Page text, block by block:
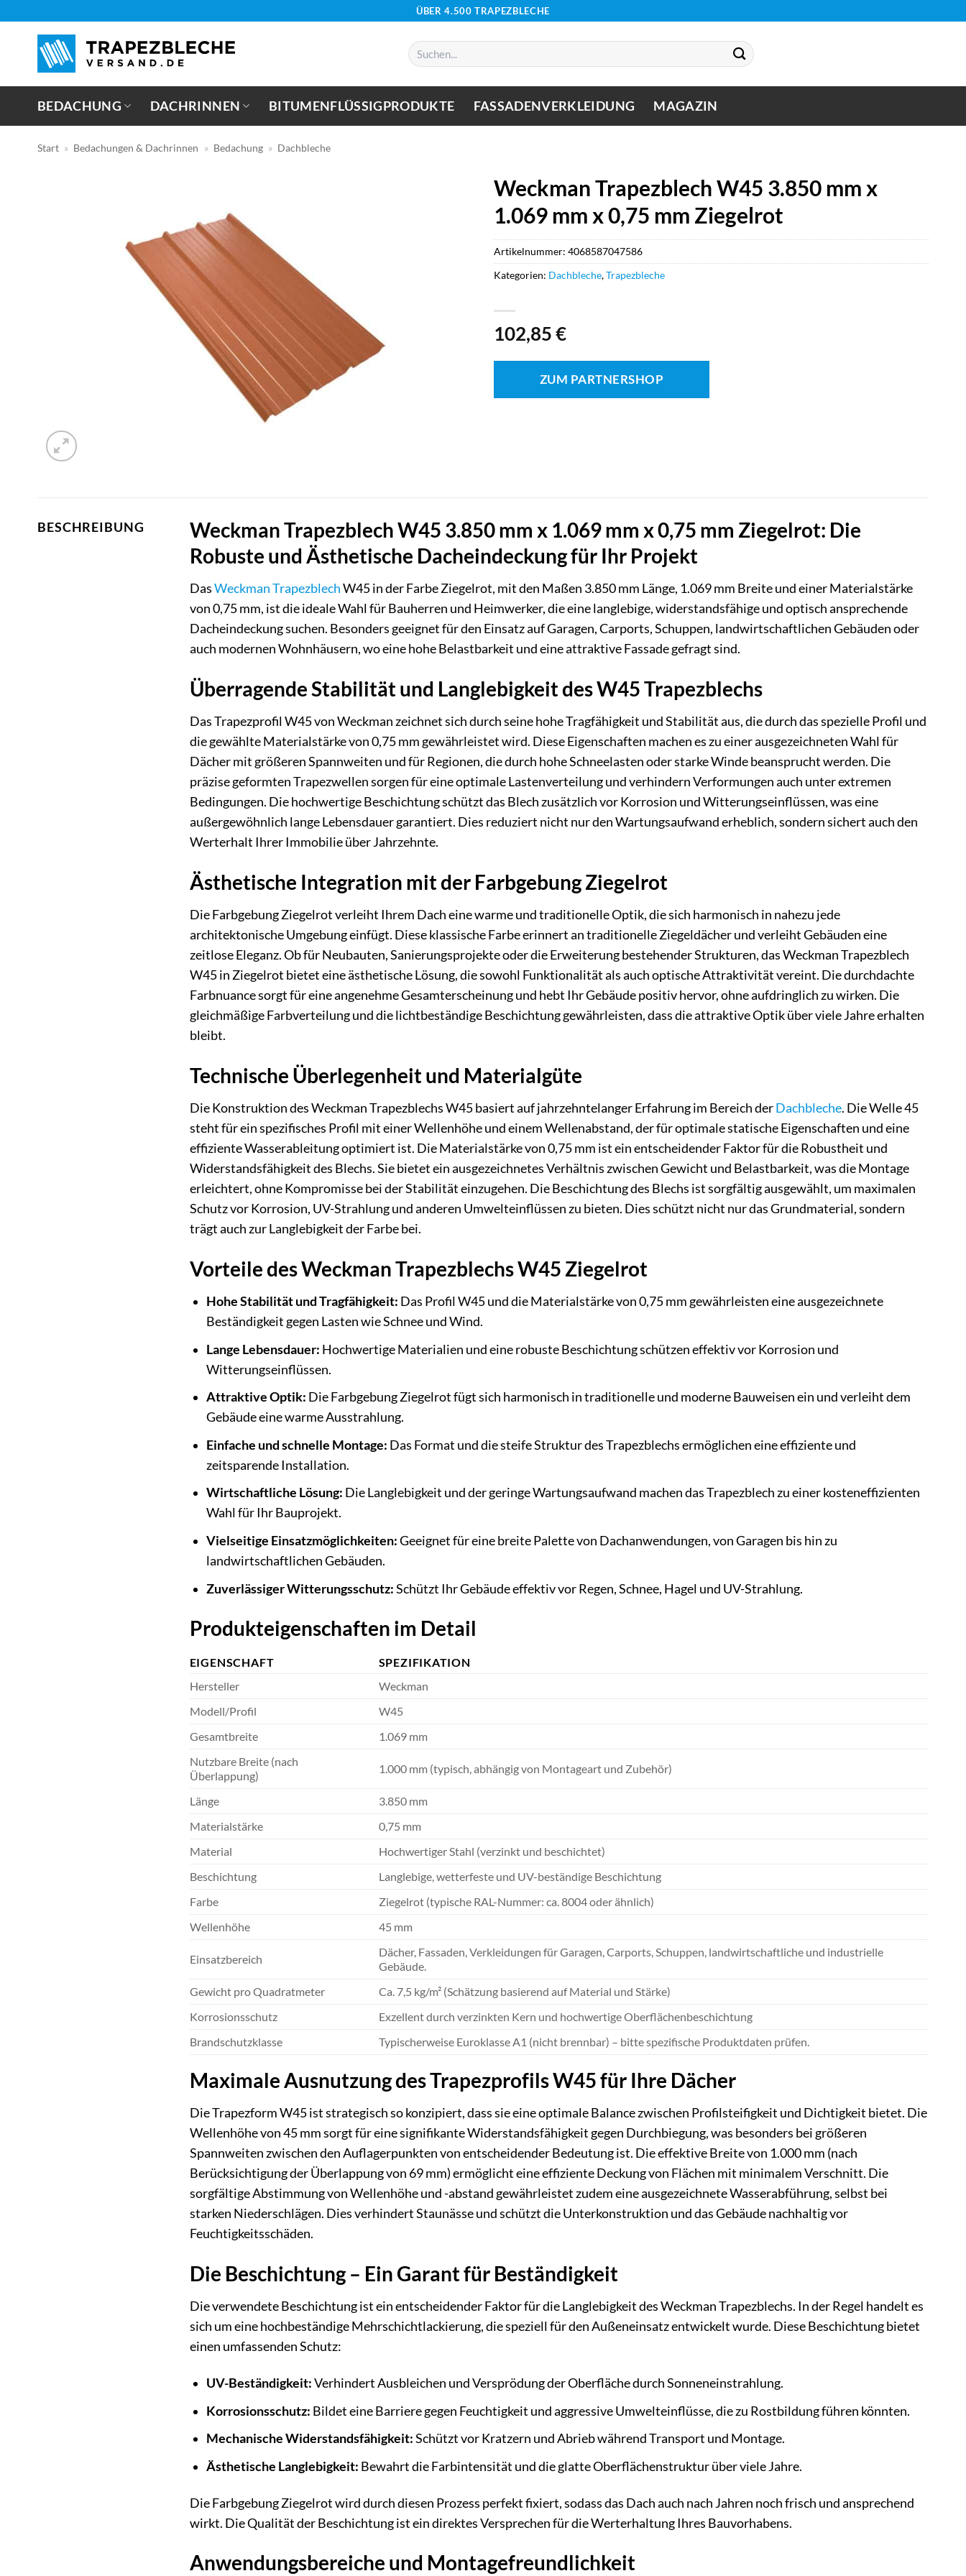
springen
ÜBER 4.500 TRAPEZBLECHE
Suchen
nach:
BEDACHUNG DACHRINNEN BITUMENFLÜSSIGPRODUKTE FASSADENVERKLEIDUNG MAGAZIN
Start » Bedachungen & Dachrinnen » Bedachung » Dachbleche
Weckman Trapezblech W45 3.850 mm x
1.069 mm x 0,75 mm Ziegelrot
102,85€
ZUM PARTNERSHOP
Artikelnummer: 4068587047586
Kategorien: Dachbleche,Trapezbleche
BESCHREIBUNG
Weckman Trapezblech W45 3.850 mm x 1.069 mm x 0,75 mm Ziegelrot: Die
Robuste und Ästhetische Dacheindeckung für Ihr Projekt
DasWeckmanTrapezblechW45 in der Farbe Ziegelrot, mit den Maßen 3.850 mm Länge, 1.069 mm Breite und einer Materialstärke
von 0,75 mm, ist die ideale Wahl für Bauherren und Heimwerker, die eine langlebige, widerstandsfähige und optisch ansprechende
Dacheindeckung suchen. Besonders geeignet für den Einsatz auf Garagen, Carports, Schuppen, landwirtschaftlichen Gebäuden oder
auch modernen Wohnhäusern, wo eine hohe Belastbarkeit und eine attraktive Fassade gefragt sind.
Überragende Stabilität und Langlebigkeit des W45 Trapezblechs
Das Trapezprofil W45 von Weckman zeichnet sich durch seine hohe Tragfähigkeit und Stabilität aus, die durch das spezielle Profil und
die gewählte Materialstärke von 0,75 mm gewährleistet wird. Diese Eigenschaften machen es zu einer ausgezeichneten Wahl für
Dächer mit größeren Spannweiten und für Regionen, die durch hohe Schneelasten oder starke Winde beansprucht werden. Die
präzise geformten Trapezwellen sorgen für eine optimale Lastenverteilung und verhindern Verformungen auch unter extremen
Bedingungen. Die hochwertige Beschichtung schützt das Blech zusätzlich vor Korrosion und Witterungseinflüssen, was eine
außergewöhnlich lange Lebensdauer garantiert. Dies reduziert nicht nur den Wartungsaufwand erheblich, sondern sichert auch den
Werterhalt Ihrer Immobilie über Jahrzehnte.
Ästhetische Integration mit der Farbgebung Ziegelrot
Die Farbgebung Ziegelrot verleiht Ihrem Dach eine warme und traditionelle Optik, die sich harmonisch in nahezu jede
architektonische Umgebung einfügt. Diese klassische Farbe erinnert an traditionelle Ziegeldächer und verleiht Gebäuden eine
zeitlose Eleganz. Ob für Neubauten, Sanierungsprojekte oder die Erweiterung bestehender Strukturen, das Weckman Trapezblech
W45 in Ziegelrot bietet eine ästhetische Lösung, die sowohl Funktionalität als auch optische Attraktivität vereint. Die durchdachte
Farbnuance sorgt für eine angenehme Gesamterscheinung und hebt Ihr Gebäude positiv hervor, ohne aufdringlich zu wirken. Die
gleichmäßige Farbverteilung und die lichtbeständige Beschichtung gewährleisten, dass die attraktive Optik über viele Jahre erhalten
bleibt.
Technische Überlegenheit und Materialgüte
Die Konstruktion des Weckman Trapezblechs W45 basiert auf jahrzehntelanger Erfahrung im Bereich derDachbleche. Die Welle 45
steht für ein spezifisches Profil mit einer Wellenhöhe und einem Wellenabstand, der für optimale statische Eigenschaften und eine
effiziente Wasserableitung optimiert ist. Die Materialstärke von 0,75 mm ist ein entscheidender Faktor für die Robustheit und
Widerstandsfähigkeit des Blechs. Sie bietet ein ausgezeichnetes Verhältnis zwischen Gewicht und Belastbarkeit, was die Montage
erleichtert, ohne Kompromisse bei der Stabilität einzugehen. Die Beschichtung des Blechs ist sorgfältig ausgewählt, um maximalen
Schutz vor Korrosion, UV-Strahlung und anderen Umwelteinflüssen zu bieten. Dies schützt nicht nur das Grundmaterial, sondern
trägt auch zur Langlebigkeit der Farbe bei.
Vorteile des Weckman Trapezblechs W45 Ziegelrot
Hohe Stabilität und Tragfähigkeit: Das Profil W45 und die Materialstärke von 0,75 mm gewährleisten eine ausgezeichnete
Beständigkeit gegen Lasten wie Schnee und Wind.
Lange Lebensdauer: Hochwertige Materialien und eine robuste Beschichtung schützen effektiv vor Korrosion und
Witterungseinflüssen.
Attraktive Optik: Die Farbgebung Ziegelrot fügt sich harmonisch in traditionelle und moderne Bauweisen ein und verleiht dem
Gebäude eine warme Ausstrahlung.
Einfache und schnelle Montage: Das Format und die steife Struktur des Trapezblechs ermöglichen eine effiziente und
zeitsparende Installation.
Wirtschaftliche Lösung: Die Langlebigkeit und der geringe Wartungsaufwand machen das Trapezblech zu einer kosteneffizienten
Wahl für Ihr Bauprojekt.
Vielseitige Einsatzmöglichkeiten:Geeignet für eine breite Palette von Dachanwendungen, von Garagen bis hin zu
landwirtschaftlichen Gebäuden.
Zuverlässiger Witterungsschutz:Schützt Ihr Gebäude effektiv vor Regen, Schnee, Hagel und UV-Strahlung.
Produkteigenschaften im Detail
EIGENSCHAFT
SPEZIFIKATION
Hersteller
Weckman
Modell/Profil
W45
Gesamtbreite
1.069 mm
Nutzbare Breite (nach
Überlappung)
1.000 mm (typisch, abhängig von Montageart und Zubehör)
Länge
3.850 mm
Materialstärke
0,75 mm
Material
Hochwertiger Stahl (verzinkt und beschichtet)
Beschichtung
Langlebige, wetterfeste und UV-beständige Beschichtung
Farbe
Ziegelrot (typische RAL-Nummer: ca. 8004 oder ähnlich)
Wellenhöhe
45 mm
Einsatzbereich
Dächer, Fassaden, Verkleidungen für Garagen, Carports, Schuppen, landwirtschaftliche und industrielle
Gebäude.
Gewicht pro Quadratmeter
Ca. 7,5 kg/m² (Schätzung basierend auf Material und Stärke)
Korrosionsschutz
Exzellent durch verzinkten Kern und hochwertige Oberflächenbeschichtung
Brandschutzklasse
Typischerweise Euroklasse A1 (nicht brennbar) – bitte spezifische Produktdaten prüfen.
Maximale Ausnutzung des Trapezprofils W45 für Ihre Dächer
Die Trapezform W45 ist strategisch so konzipiert, dass sie eine optimale Balance zwischen Profilsteifigkeit und Dichtigkeit bietet. Die
Wellenhöhe von 45 mm sorgt für eine signifikante Widerstandsfähigkeit gegen Durchbiegung, was besonders bei größeren
Spannweiten zwischen den Auflagerpunkten von entscheidender Bedeutung ist. Die effektive Breite von 1.000 mm (nach
Berücksichtigung der Überlappung von 69 mm) ermöglicht eine effiziente Deckung von Flächen mit minimalem Verschnitt. Die
sorgfältige Abstimmung von Wellenhöhe und -abstand gewährleistet zudem eine ausgezeichnete Wasserabführung, selbst bei
starken Niederschlägen. Dies verhindert Staunässe und schützt die Unterkonstruktion und das Gebäude nachhaltig vor
Feuchtigkeitsschäden.
Die Beschichtung – Ein Garant für Beständigkeit
Die verwendete Beschichtung ist ein entscheidender Faktor für die Langlebigkeit des Weckman Trapezblechs. In der Regel handelt es
sich um eine hochbeständige Mehrschichtlackierung, die speziell für den Außeneinsatz entwickelt wurde. Diese Beschichtung bietet
einen umfassenden Schutz:
UV-Beständigkeit:Verhindert Ausbleichen und Versprödung der Oberfläche durch Sonneneinstrahlung.
Korrosionsschutz: Bildet eine Barriere gegen Feuchtigkeit und aggressive Umwelteinflüsse, die zu Rostbildung führen könnten.
Mechanische Widerstandsfähigkeit:Schützt vor Kratzern und Abrieb während Transport und Montage.
Ästhetische Langlebigkeit: Bewahrt die Farbintensität und die glatte Oberflächenstruktur über viele Jahre.
Die Farbgebung Ziegelrot wird durch diesen Prozess perfekt fixiert, sodass das Dach auch nach Jahren noch frisch und ansprechend
wirkt. Die Qualität der Beschichtung ist ein direktes Versprechen für die Werterhaltung Ihres Bauvorhabens.
Anwendungsbereiche und Montagefreundlichkeit